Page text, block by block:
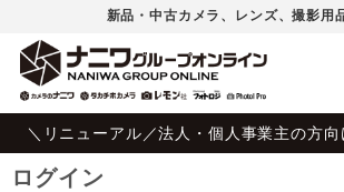
新品・中古カメラ、レンズ、撮影用
＼リニューアル／法人・個人事業主の方向
ログイン